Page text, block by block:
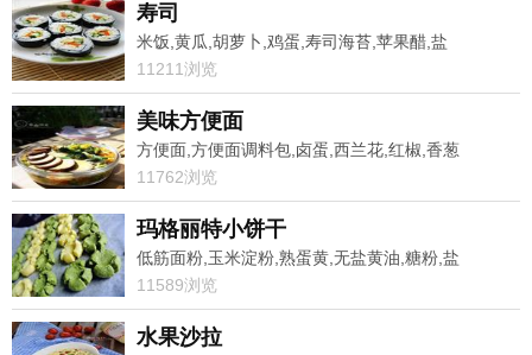
寿司
米饭,黄瓜,胡萝卜,鸡蛋,寿司海苔,苹果醋,盐
11211浏览
美味方便面
方便面,方便面调料包,卤蛋,西兰花,红椒,香葱
11762浏览
玛格丽特小饼干
低筋面粉,玉米淀粉,熟蛋黄,无盐黄油,糖粉,盐
11589浏览
水果沙拉